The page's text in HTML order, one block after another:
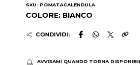
SKU: POMATACALENDULA
COLORE: BIANCO
CONDIVIDI:
AVVISAMI QUANDO TORNA